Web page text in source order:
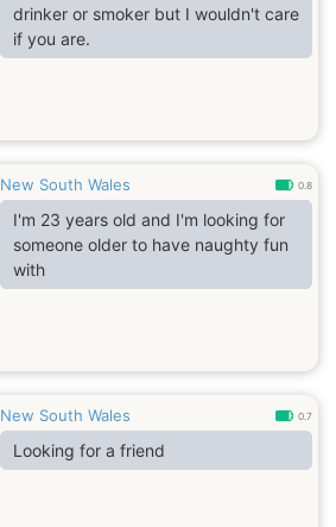
drinker or smoker but I wouldn't care
if you are.
New South Wales 0.8
I'm 23 years old and I'm looking for
someone older to have naughty fun
with
New South Wales 0.7
Looking for a friend